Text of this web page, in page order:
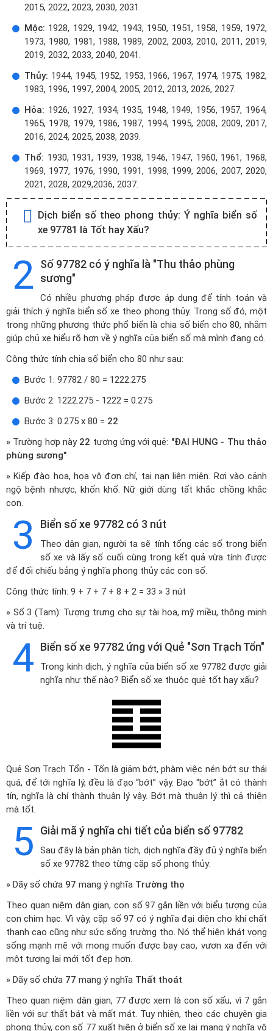
2015, 2022, 2023, 2030, 2031.
Mộc: 1928, 1929, 1942, 1943, 1950, 1951, 1958, 1959, 1972,
1973, 1980, 1981, 1988, 1989, 2002, 2003, 2010, 2011, 2019,
2019, 2032, 2033, 2040, 2041.
Thủy: 1944, 1945, 1952, 1953, 1966, 1967, 1974, 1975, 1982,
1983, 1996, 1997, 2004, 2005, 2012, 2013, 2026, 2027.
Hỏa: 1926, 1927, 1934, 1935, 1948, 1949, 1956, 1957, 1964,
1965, 1978, 1979, 1986, 1987, 1994, 1995, 2008, 2009, 2017,
2016, 2024, 2025, 2038, 2039.
Thổ: 1930, 1931, 1939, 1938, 1946, 1947, 1960, 1961, 1968,
1969, 1977, 1976, 1990, 1991, 1998, 1999, 2006, 2007, 2020,
2021, 2028, 2029,2036, 2037.
Dịch biển số theo phong thủy: Ý nghĩa biển số
xe 97781 là Tốt hay Xấu?
2
Số 97782 có ý nghĩa là "Thu thảo phùng
sương"
Có nhiều phương pháp được áp dụng để tính toán và
giải thích ý nghĩa biển số xe theo phong thủy. Trong số đó, một
trong những phương thức phổ biến là chia số biển cho 80, nhằm
giúp chủ xe hiểu rõ hơn về ý nghĩa của biển số mà mình đang có.
Công thức tính chia số biển cho 80 như sau:
Bước 1: 97782 / 80 = 1222.275
Bước 2: 1222.275 - 1222 = 0.275
Bước 3: 0.275 x 80 = 22
» Trường hợp này 22 tương ứng với quẻ: "ĐẠI HUNG - Thu thảo
phùng sương"
» Kiếp đào hoa, họa vô đơn chí, tai nạn liên miên. Rơi vào cảnh
ngộ bệnh nhược, khốn khổ. Nữ giới dùng tất khắc chồng khắc
con.
3 Biển số xe 97782 có 3 nút
Theo dân gian, người ta sẽ tính tổng các số trong biển
số xe và lấy số cuối cùng trong kết quả vừa tính được
để đối chiếu bảng ý nghĩa phong thủy các con số.
Công thức tính: 9 + 7 + 7 + 8 + 2 = 33 » 3 nút
» Số 3 (Tam): Tượng trưng cho sự tài hoa, mỹ miều, thông minh
và trí tuệ.
4 Biển số xe 97782 ứng với Quẻ "Sơn Trạch Tổn"
Trong kinh dịch, ý nghĩa của biển số xe 97782 được giải
nghĩa như thế nào? Biển số xe thuộc quẻ tốt hay xấu?
Quẻ Sơn Trạch Tổn - Tốn là giảm bớt, phàm việc nén bớt sự thái
quá, để tới nghĩa lý, đều là đạo “bớt” vậy. Đạo “bớt” ắt có thành
tín, nghĩa là chí thành thuận lý vậy. Bớt mà thuận lý thì cả thiện
mà tốt.
5 Giải mã ý nghĩa chi tiết của biển số 97782
Sau đây là bản phân tích, dịch nghĩa đầy đủ ý nghĩa biển
số xe 97782 theo từng cặp số phong thủy:
» Dãy số chứa 97 mang ý nghĩa Trường thọ
Theo quan niệm dân gian, con số 97 gắn liền với biểu tượng của
con chim hạc. Vì vậy, cặp số 97 có ý nghĩa đại diện cho khí chất
thanh cao cũng như sức sống trường thọ. Nó thể hiện khát vọng
sống mạnh mẽ với mong muốn được bay cao, vươn xa đến với
một tương lai mới tốt đẹp hơn.
» Dãy số chứa 77 mang ý nghĩa Thất thoát
Theo quan niệm dân gian, 77 được xem là con số xấu, vì 7 gắn
liền với sự thất bát và mất mát. Tuy nhiên, theo các chuyên gia
phong thủy, con số 77 xuất hiện ở biển số xe lại mang ý nghĩa vô